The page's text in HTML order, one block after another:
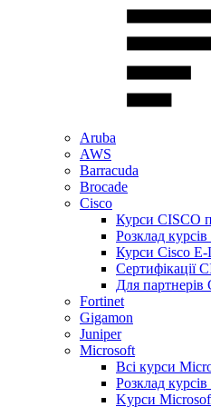
Aruba
AWS
Barracuda
Brocade
Cisco
Курси CISCO
Розклад
Курси Cisco E-
Сертифікації
Для партнерів
Fortinet
Gigamon
Juniper
Microsoft
Всі курси
Розклад
Kyрси